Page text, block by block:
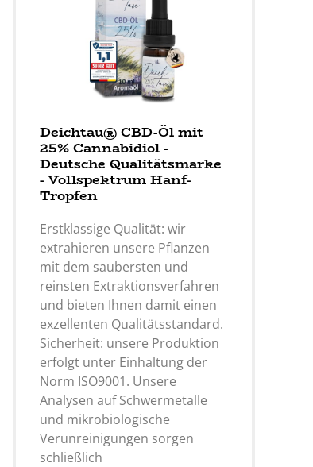
Deichtau® CBD-Öl mit
25% Cannabidiol -
Deutsche Qualitätsmarke
- Vollspektrum Hanf-
Tropfen
Erstklassige Qualität:wir
extrahieren unsere Pflanzen
mit dem saubersten und
reinsten Extraktionsverfahren
und bieten Ihnen damit einen
exzellenten Qualitätsstandard.
Sicherheit: unsere Produktion
erfolgt unter Einhaltung der
Norm ISO9001. Unsere
Analysen auf Schwermetalle
und mikrobiologische
Verunreinigungen sorgen
schließlich